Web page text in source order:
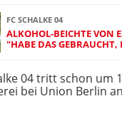
FC SCHALKE 04
ALKOHOL-BEICHTE VON
"HABE DAS GEBRAUCHT,
04 tritt schon um
bei Union Berlin